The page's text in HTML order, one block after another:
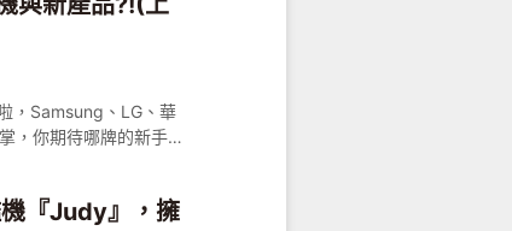
，Samsung、LG、華
，你期待哪牌的新手機
『Judy』，擁